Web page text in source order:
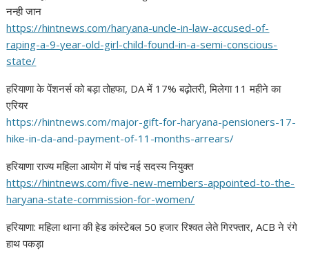
नन्ही जान
https://hintnews.com/haryana-uncle-in-law-accused-of-
raping-a-9-year-old-girl-child-found-in-a-semi-conscious-
state/
हरियाणा के पेंशनर्स को बड़ा तोहफा, DA में 17% बढ़ोतरी, मिलेगा 11 महीने का
एरियर
https://hintnews.com/major-gift-for-haryana-pensioners-17-
hike-in-da-and-payment-of-11-months-arrears/
हरियाणा राज्य महिला आयोग में पांच नई सदस्य नियुक्त
https://hintnews.com/five-new-members-appointed-to-the-
haryana-state-commission-for-women/
हरियाणा: महिला थाना की हेड कांस्टेबल 50 हजार रिश्वत लेते गिरफ्तार, ACB ने रंगे
हाथ पकड़ा